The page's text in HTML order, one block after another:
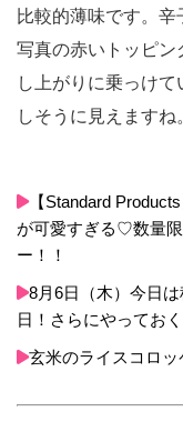
比較的薄味です。辛
写真の赤いトッピン
し上がりに乗っけ
しそうに見えますね
【Standard
が可愛すぎる♡数量
ー！！
8月6日（木）今日
日！さらにやってお
玄米のライスコロッ